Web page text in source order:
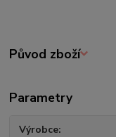
Původ zboží
Parametry
Výrobce